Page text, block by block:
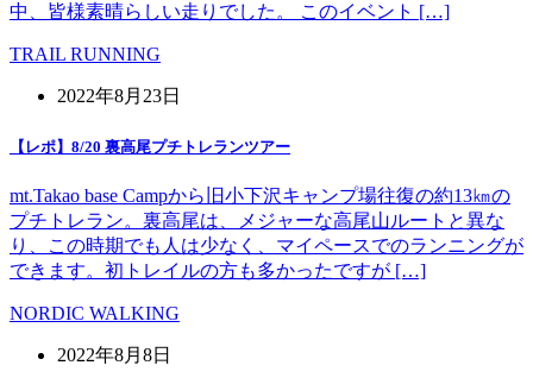
中、皆様素晴らしい走りでした。 このイベント […]
TRAIL RUNNING
2022年8月23日
【レポ】8/20 裏高尾プチトレランツアー
mt.Takao base Campから旧小下沢キャンプ場往復の約13㎞の
プチトレラン。裏高尾は、メジャーな高尾山ルートと異な
り、この時期でも人は少なく、マイペースでのランニングが
できます。初トレイルの方も多かったですが […]
NORDIC WALKING
2022年8月8日